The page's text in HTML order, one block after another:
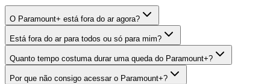
O Paramount+ está fora do ar agora?
Está fora do ar para todos ou só para mim?
Quanto tempo costuma durar uma queda do Paramount+?
Por que não consigo acessar o Paramount+?